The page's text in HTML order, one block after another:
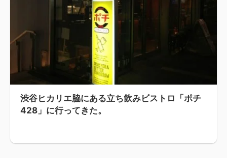
渋谷ヒカリエ脇にある立ち飲みビストロ「ポチ
428」に行ってきた。